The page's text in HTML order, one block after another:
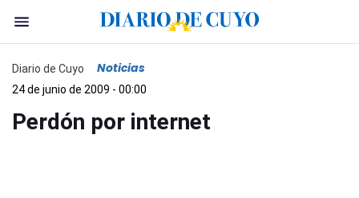
Diario de Cuyo Noticias
24 de junio de 2009 - 00:00
Perdón por internet